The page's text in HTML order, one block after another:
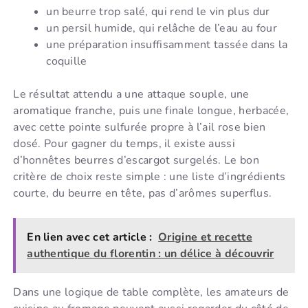
un beurre trop salé, qui rend le vin plus dur
un persil humide, qui relâche de l’eau au four
une préparation insuffisamment tassée dans la
coquille
Le résultat attendu a une attaque souple, une
aromatique franche, puis une finale longue, herbacée,
avec cette pointe sulfurée propre à l’ail rose bien
dosé. Pour gagner du temps, il existe aussi
d’honnêtes beurres d’escargot surgelés. Le bon
critère de choix reste simple : une liste d’ingrédients
courte, du beurre en tête, pas d’arômes superflus.
En lien avec cet article : Origine et recette
authentique du florentin : un délice à découvrir
Dans une logique de table complète, les amateurs de